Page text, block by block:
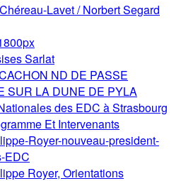
Lavet / Norbert Segard
Sarlat
ND DE PASSE
SUR LA DUNE DE PYLA
des EDC à Strasbourg
Et Intervenants
Royer-nouveau-president-
EDC
Royer, Orientations